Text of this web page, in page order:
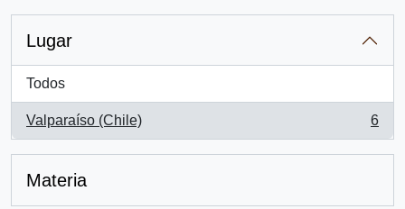
Lugar
Todos
Valparaíso (Chile)
, 6 resultados
6
Materia